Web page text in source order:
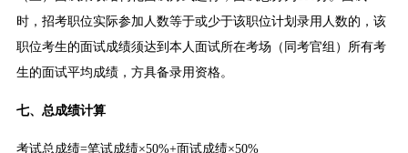
时，招考职位实际参加人数等于或少于该职位计划录用人数的，该
职位考生的面试成绩须达到本人面试所在考场（同考官组）所有考
生的面试平均成绩，方具备录用资格。
七、总成绩计算
考试总成绩=笔试成绩×50%+面试成绩×50%